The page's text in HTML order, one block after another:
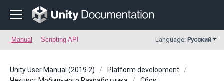
Manual Scripting API Language: Русский
Unity User Manual (2019.2)
Platform development